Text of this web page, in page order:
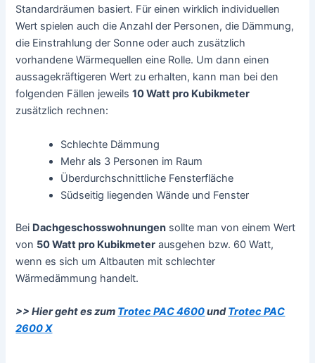
Standardräumen basiert. Für einen wirklich individuellen
Wert spielen auch die Anzahl der Personen, die Dämmung,
die Einstrahlung der Sonne oder auch zusätzlich
vorhandene Wärmequellen eine Rolle. Um dann einen
aussagekräftigeren Wert zu erhalten, kann man bei den
folgenden Fällen jeweils10 Watt pro Kubikmeter
zusätzlich rechnen:
Schlechte Dämmung
Mehr als 3 Personen im Raum
Überdurchschnittliche Fensterfläche
Südseitig liegenden Wände und Fenster
Bei Dachgeschosswohnungen sollte man von einem Wert
von 50 Watt pro Kubikmeter ausgehen bzw. 60 Watt,
wenn es sich um Altbauten mit schlechter
Wärmedämmung handelt.
>> Hier geht es zum Trotec PAC 4600undTrotec PAC
2600 X